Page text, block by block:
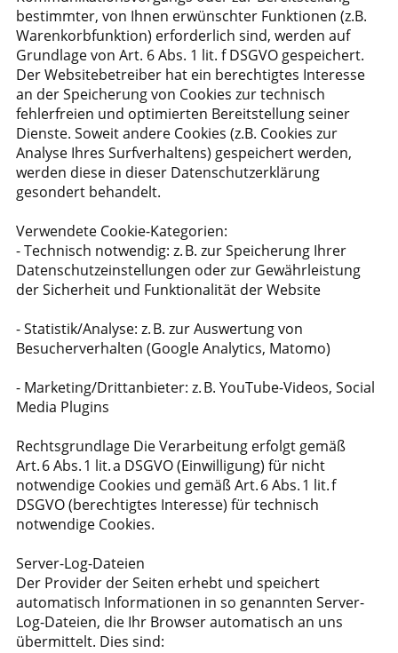
bestimmter, von Ihnen erwünschter Funktionen (z.B.
Warenkorbfunktion) erforderlich sind, werden auf
Grundlage von Art. 6 Abs. 1 lit. f DSGVO gespeichert.
Der Websitebetreiber hat ein berechtigtes Interesse
an der Speicherung von Cookies zur technisch
fehlerfreien und optimierten Bereitstellung seiner
Dienste. Soweit andere Cookies (z.B. Cookies zur
Analyse Ihres Surfverhaltens) gespeichert werden,
werden diese in dieser Datenschutzerklärung
gesondert behandelt.
Verwendete Cookie-Kategorien:
- Technisch notwendig: z. B. zur Speicherung Ihrer
Datenschutzeinstellungen oder zur Gewährleistung
der Sicherheit und Funktionalität der Website
- Statistik/Analyse: z. B. zur Auswertung von
Besucherverhalten (Google Analytics, Matomo)
- Marketing/Drittanbieter: z. B. YouTube-Videos, Social
Media Plugins
Rechtsgrundlage Die Verarbeitung erfolgt gemäß
Art. 6 Abs. 1 lit. a DSGVO (Einwilligung) für nicht
notwendige Cookies und gemäß Art. 6 Abs. 1 lit. f
DSGVO (berechtigtes Interesse) für technisch
notwendige Cookies.
Server-Log-Dateien
Der Provider der Seiten erhebt und speichert
automatisch Informationen in so genannten Server-
Log-Dateien, die Ihr Browser automatisch an uns
übermittelt. Dies sind: